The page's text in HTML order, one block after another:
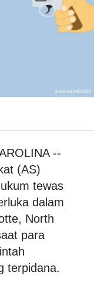
--
(AS)
tewas
dalam
North
para
terpidana.